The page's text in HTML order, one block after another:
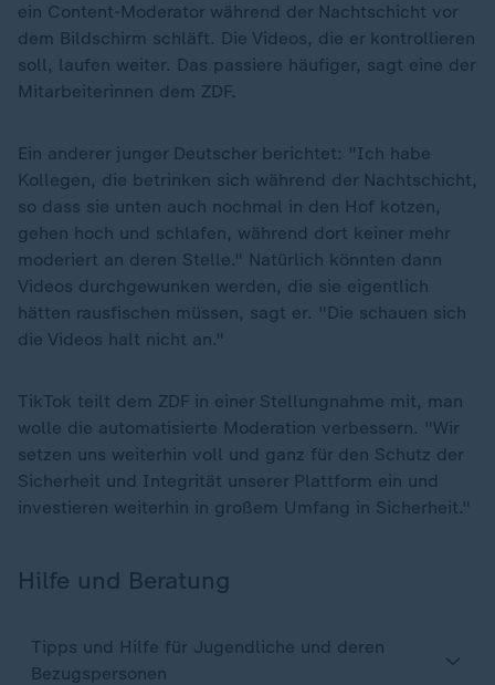
ein Content-Moderator während der Nachtschicht vor
dem Bildschirm schläft. Die Videos, die er kontrollieren
soll, laufen weiter. Das passiere häufiger, sagt eine der
Mitarbeiterinnen dem ZDF.
Ein anderer junger Deutscher berichtet: "Ich habe
Kollegen, die betrinken sich während der Nachtschicht,
so dass sie unten auch nochmal in den Hof kotzen,
gehen hoch und schlafen, während dort keiner mehr
moderiert an deren Stelle." Natürlich könnten dann
Videos durchgewunken werden, die sie eigentlich
hätten rausfischen müssen, sagt er. "Die schauen sich
die Videos halt nicht an."
TikTok teilt dem ZDF in einer Stellungnahme mit, man
wolle die automatisierte Moderation verbessern. "Wir
setzen uns weiterhin voll und ganz für den Schutz der
Sicherheit und Integrität unserer Plattform ein und
investieren weiterhin in großem Umfang in Sicherheit."
Hilfe und Beratung
Tipps und Hilfe für Jugendliche und deren
Bezugspersonen